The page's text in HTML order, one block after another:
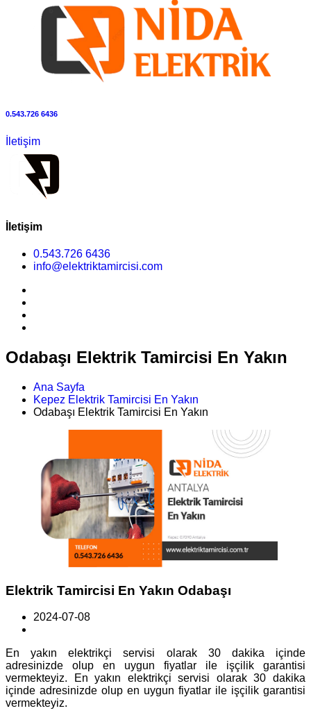
0.543.726 6436
İletişim
İletişim
0.543.726 6436
info@elektriktamircisi.com
Odabaşı Elektrik Tamircisi En Yakın
Ana Sayfa
Kepez Elektrik Tamircisi En Yakın
Odabaşı Elektrik Tamircisi En Yakın
Elektrik Tamircisi En Yakın Odabaşı
2024-07-08
En yakın elektrikçi servisi olarak 30 dakika içinde
adresinizde olup en uygun fiyatlar ile işçilik garantisi
vermekteyiz. En yakın elektrikçi servisi olarak 30 dakika
içinde adresinizde olup en uygun fiyatlar ile işçilik garantisi
vermekteyiz.